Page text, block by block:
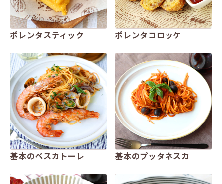
ポレンタスティック ポレンタコロッケ
基本のペスカトーレ 基本のプッタネスカ